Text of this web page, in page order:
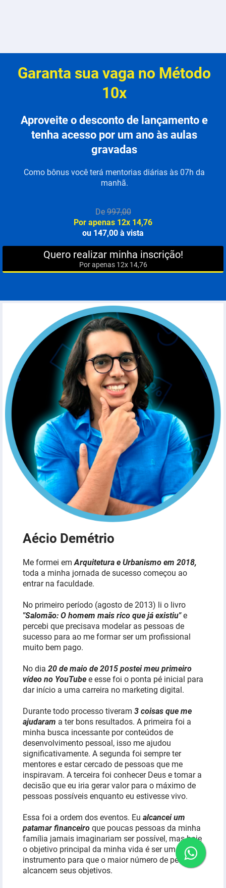
Garanta sua vaga no Método
10x
Aproveite o desconto de lançamento e
tenha acesso por um ano às aulas
gravadas
Como bônus você terá mentorias diárias às 07h da
manhã.
De997,00
Por apenas 12x 14,76
ou 147,00 à vista
Quero realizar minha inscrição!
Por apenas 12x 14,76
Aécio Demétrio
Me formei em Arquitetura e Urbanismo em 2018,
toda a minha jornada de sucesso começou ao
entrar na faculdade.
No primeiro período (agosto de 2013) li o livro
"Salomão: O homem mais rico que já existiu"e
percebi que precisava modelar as pessoas de
sucesso para ao me formar ser um profissional
muito bem pago.
No dia 20 de maio de 2015 postei meu primeiro
vídeo no YouTube e esse foi o ponta pé inicial para
dar início a uma carreira no marketing digital.
Durante todo processo tiveram 3 coisas que me
ajudaram a ter bons resultados. A primeira foi a
minha busca incessante por conteúdos de
desenvolvimento pessoal, isso me ajudou
significativamente. A segunda foi sempre ter
mentores e estar cercado de pessoas que me
inspiravam. A terceira foi conhecer Deus e tomar a
decisão que eu iria gerar valor para o máximo de
pessoas possíveis enquanto eu estivesse vivo.
Essa foi a ordem dos eventos. Eu alcancei um
patamar financeiro que poucas pessoas da minha
família jamais imaginariam ser possível, mas hoje
o objetivo principal da minha vida é ser um
instrumento para que o maior número de pessoas
alcancem seus objetivos.